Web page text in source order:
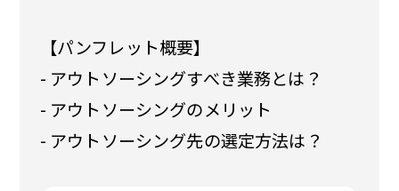
【パンフレット概要】
- アウトソーシングすべき業務とは？
- アウトソーシングのメリット
- アウトソーシング先の選定方法は？